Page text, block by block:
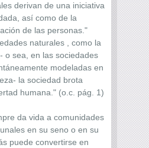
derivan de una iniciativa
así como de la
de las personas."
naturales , como la
o sea, en las sociedades
modeladas en
la sociedad brota
humana." (o.c. pág. 1)
da vida a comunidades
en su seno o en su
puede convertirse en